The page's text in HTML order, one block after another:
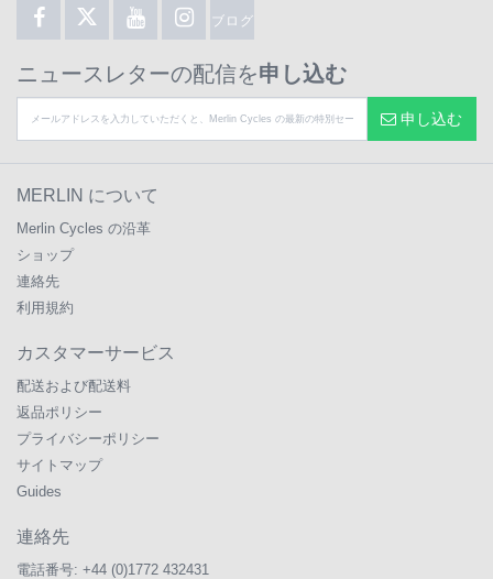
ブログ
ニュースレターの配信を申し込む
申し込む
MERLIN について
Merlin Cycles の沿革
ショップ
連絡先
利用規約
カスタマーサービス
配送および配送料
返品ポリシー
プライバシーポリシー
サイトマップ
Guides
連絡先
電話番号: +44 (0)1772 432431